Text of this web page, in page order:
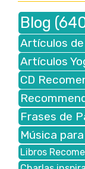
Blog
Artículos
Artículos
CD
Frases de
Música
Libros